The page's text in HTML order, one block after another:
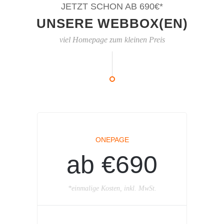
JETZT SCHON AB 690€*
UNSERE WEBBOX(EN)
viel Homepage zum kleinen Preis
ONEPAGE
ab €690
*einmalige Kosten, inkl. MwSt.